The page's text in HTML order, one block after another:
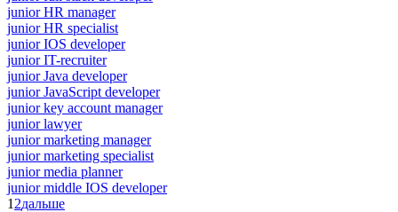
junior HR manager
junior HR specialist
junior IOS developer
junior IT-recruiter
junior Java developer
junior JavaScript developer
junior key account manager
junior lawyer
junior marketing manager
junior marketing specialist
junior media planner
junior middle IOS developer
1 2дальше